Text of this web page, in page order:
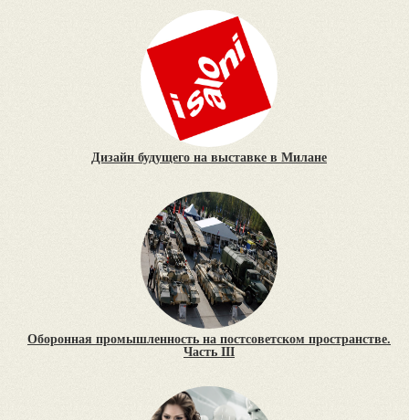
Дизайн будущего на выставке в Милане
Оборонная промышленность на постсоветском пространстве.
Часть III